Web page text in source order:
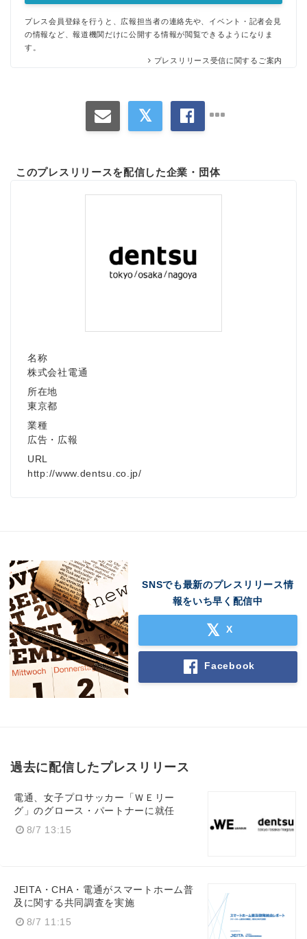
プレス会員登録を行うと、広報担当者の連絡先や、イベント・記者会見
の情報など、報道機関だけに公開する情報が閲覧できるようになりま
す。
プレスリリース受信に関するご案内
このプレスリリースを配信した企業・団体
名称
株式会社電通
所在地
東京都
業種
広告・広報
URL
http://www.dentsu.co.jp/
SNSでも最新のプレスリリース情
報をいち早く配信中
X
Facebook
過去に配信したプレスリリース
電通、女子プロサッカー「ＷＥリー
グ」のグロース・パートナーに就任
8/7 13:15
JEITA・CHA・電通がスマートホーム普
及に関する共同調査を実施
8/7 11:15